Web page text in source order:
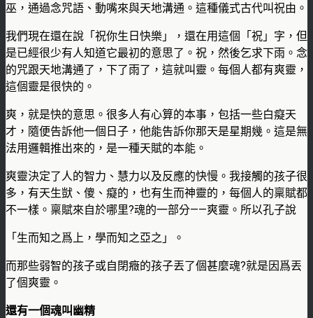
巫，通過念咒語、動嘴來與天地溝通。這種儀式古代叫祝由。
我們現在還在說「祝你生日快樂」，還在用這個「祝」字，但
是已經很少有人知道它最初的意思了。祝，然後乞求下雨。念
的咒跟天地溝通了，下了雨了，這就叫靈。每個人都有爽靈，
這個靈是很快的。
爽，就是快的意思。很多人有心算的本事，包括一些白癡天
才，隨便告訴他一個日子，他能告訴你那天是星期幾。這是無
法用邏輯推出來的，是一種天賦的本能。
爽靈決定了人的智力、慧力以及反應的快慢。我接觸的孩子很
多，有天生獃、傻、癡的，也有生而神靈的，每個人的稟賦都
不一樣。稟賦來自於哪里?魂的一部分——爽靈。所以孔子說
「生而知之爲上，學而知之亞之」。
而那些弱智的孩子或自閉癥的孩子丟了個甚麼魂?就是因爲丟
了個爽靈。
還有一個魂叫幽精